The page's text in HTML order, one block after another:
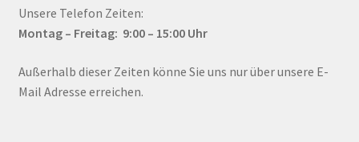
Unsere Telefon Zeiten:
Montag – Freitag: 9:00 – 15:00Uhr
Außerhalb dieser Zeiten könne Sie uns nur über unsere E-
Mail Adresse erreichen.